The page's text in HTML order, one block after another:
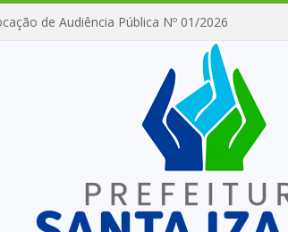
de Audiência Pública Nº 01/2026